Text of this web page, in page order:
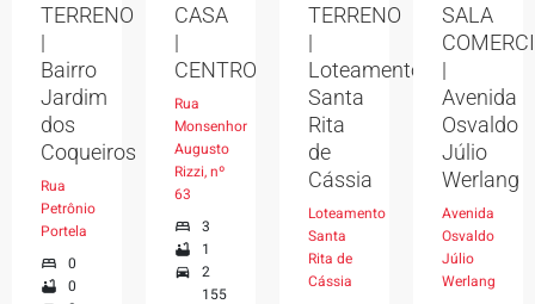
TERRENO
|
Bairro
Jardim
dos
Coqueiros
Rua
Petrônio
Portela
0
0
CASA
|
CENTRO
Rua
Monsenhor
Augusto
Rizzi, nº
63
3
1
2
155
TERRENO
|
Loteamento
Santa
Rita
de
Cássia
Loteamento
Santa
Rita de
Cássia
SALA
|
Avenida
Osvaldo
Júlio
Werlang
Avenida
Osvaldo
Júlio
Werlang